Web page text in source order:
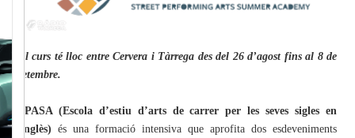
El curs té lloc entre Cervera i Tàrrega des del 26 d’agost fins al 8 de
setembre.
SPASA (Escola d’estiu d’arts de carrer per les seves sigles en
anglès) és una formació intensiva que aprofita dos esdeveniments